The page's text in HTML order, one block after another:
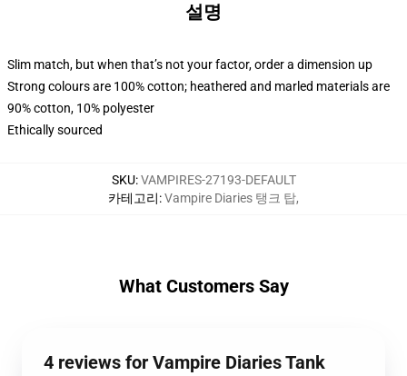
설명
Slim match, but when that’s not your factor, order a dimension up
Strong colours are 100% cotton; heathered and marled materials are
90% cotton, 10% polyester
Ethically sourced
SKU:VAMPIRES-27193-DEFAULT
카테고리:Vampire Diaries 탱크 탑,
What Customers Say
4 reviews for Vampire Diaries Tank